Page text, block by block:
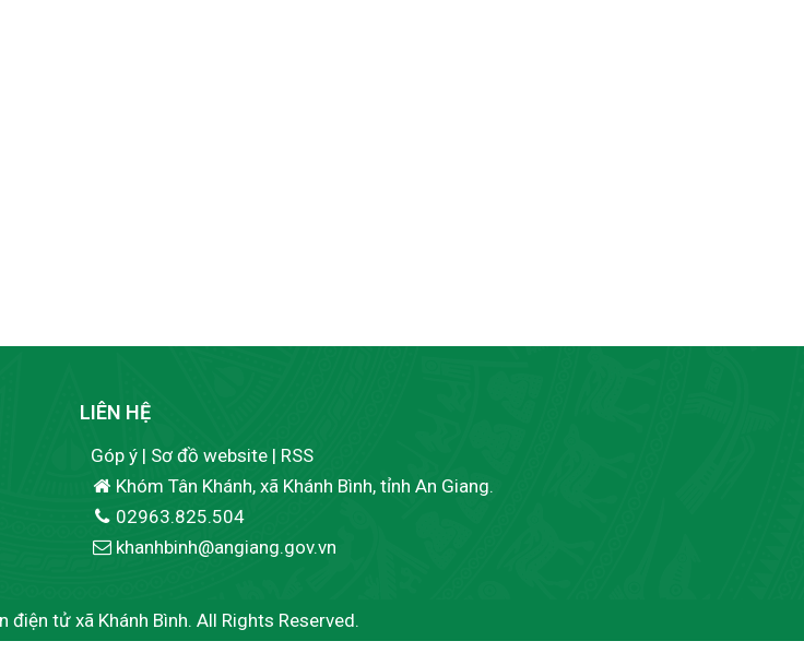
LIÊN HỆ
Góp ý | Sơ đồ website | RSS
Khóm Tân Khánh, xã Khánh Bình, tỉnh An Giang.
02963.825.504
khanhbinh@angiang.gov.vn
tử xã Khánh Bình. All Rights Reserved.